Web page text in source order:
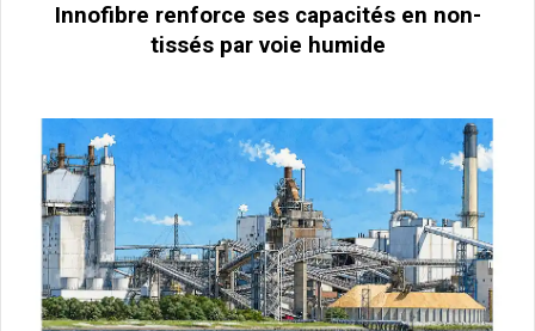
Innofibre renforce ses capacités en non-
tissés par voie humide